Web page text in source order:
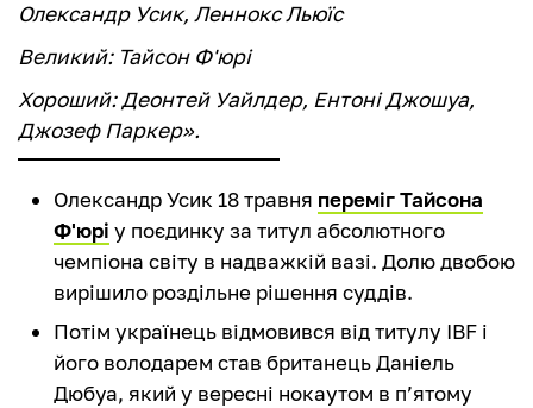
Олександр Усик, Леннокс Льюїс
Великий: Тайсон Ф'юрі
Хороший: Деонтей Уайлдер, Ентоні Джошуа,
Джозеф Паркер».
Олександр Усик 18 травня переміг Тайсона
Ф'юрі у поєдинку за титул абсолютного
чемпіона світу в надважкій вазі. Долю двобою
вирішило роздільне рішення суддів.
Потім українець відмовився від титулу IBF і
його володарем став британець Даніель
Дюбуа, який у вересні нокаутом в п’ятому